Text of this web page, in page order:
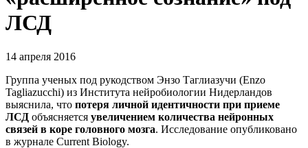
ЛСД
14 апреля 2016
Группа ученых под рукодством Энзо Таглиазучи (Enzo
Tagliazucchi) из Института нейробиологии Нидерландов
выяснила, что потеря личной идентичности при приеме
ЛСД объясняется увеличением количества нейронных
связей в коре головного мозга. Исследование опубликовано
в журнале Current Biology.